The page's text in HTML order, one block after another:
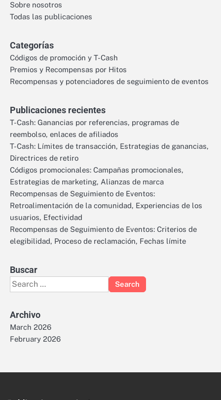
Sobre nosotros
Todas las publicaciones
Categorías
Códigos de promoción y T-Cash
Premios y Recompensas por Hitos
Recompensas y potenciadores de seguimiento de eventos
Publicaciones recientes
T-Cash: Ganancias por referencias, programas de
reembolso, enlaces de afiliados
T-Cash: Límites de transacción, Estrategias de ganancias,
Directrices de retiro
Códigos promocionales: Campañas promocionales,
Estrategias de marketing, Alianzas de marca
Recompensas de Seguimiento de Eventos:
Retroalimentación de la comunidad, Experiencias de los
usuarios, Efectividad
Recompensas de Seguimiento de Eventos: Criterios de
elegibilidad, Proceso de reclamación, Fechas límite
Buscar
Search
for:
Archivo
March 2026
February 2026